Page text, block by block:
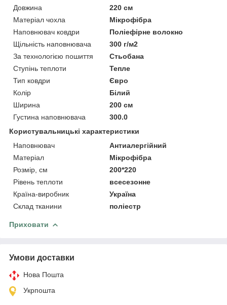
Довжина
220 см
Матеріал чохла
Мікрофібра
Наповнювач ковдри
Поліефірне волокно
Щільність наповнювача
300 г/м2
За технологією пошиття
Стьобана
Ступінь теплоти
Тепле
Тип ковдри
Євро
Колір
Білий
Ширина
200 см
Густина наповнювача
300.0
Користувальницькі характеристики
Наповнювач
Антиалергійний
Матеріал
Мікрофібра
Розмір, см
200*220
Рівень теплоти
всесезонне
Країна-виробник
Україна
Склад тканини
поліестр
Приховати
Умови доставки
Нова Пошта
Укрпошта